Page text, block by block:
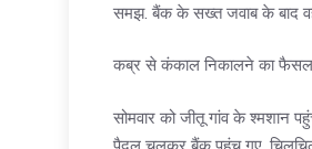
समझ. बैंक के सख्त जवाब के बाद
कब्र से कंकाल निकालने का
सोमवार को जीतू गांव के
पैदल चलकर बैंक पहुंच गए.